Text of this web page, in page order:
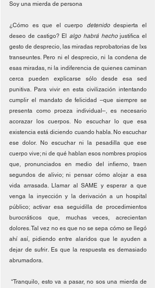
Soy una mierda de persona
¿Cómo es que el cuerpo detenido despierta el
deseo de castigo? El algo habrá hecho justifica el
gesto de desprecio, las miradas reprobatorias de lxs
transeuntes. Pero ni el desprecio, ni la condena de
esas miradas, ni la indiferencia de quienes caminan
cerca pueden explicarse sólo desde esa sed
punitiva. Para vivir en esta civilización intentando
cumplir el mandato de felicidad –que siempre se
presenta como proeza individual–, es necesario
acorazar los cuerpos. No escuchar lo que esa
existencia está diciendo cuando habla. No escuchar
ese dolor. No escuchar ni la pesadilla que ese
cuerpo vive; ni de qué hablan esos nombres propios
que, pronunciados en medio del infierno, traen
segundos de alivio; ni pensar cómo alojar a esa
vida arrasada. Llamar al SAME y esperar a que
venga la inyección y la derivación a un hospital
público; activar esa seguidilla de procedimientos
burocráticos que, muchas veces, acrecientan
dolores. Tal vez no es que no se sepa cómo se llegó
ahí así, pidiendo entre alaridos que le ayuden a
dejar de sufrir. Es que la respuesta es demasiado
abrumadora.
“Tranquilo, esto va a pasar, no sos una mierda de